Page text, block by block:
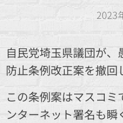
2023
自民党埼玉県議団が
防止条例改正案を撤回
この条例案はマスコ
ンターネット署名も瞬